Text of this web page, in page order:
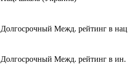
Нац. шкала (Украина)
Долгосрочный Межд. рейтинг в нац.